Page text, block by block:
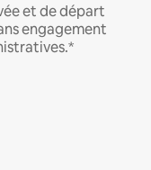
et de départ
engagement